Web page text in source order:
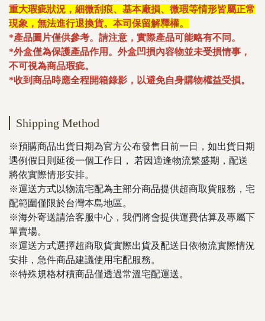
重大瑕疵狀況，細微刮痕、基本廠損、微瑕等情形皆屬正常
現象，無法進行退換貨。本司保留解釋權。
*產品圖片僅供參考。請注意，實際產品可能略有不同。
*外盒僅為保護產品作用。外盒凹損內容物並未受損情事，
不可視為商品瑕疵。
*收到商品時應全程開箱錄影，以避免自身購物權益受損。
Shipping Method
※預購商品出貨日期為官方公布發售日前一日，如出貨日期
遇例假日則延後一個工作日， 若因適逢物流繁盛期，配送
將依實際情形安排。
※運送方式以物流宅配為主部分商品提供超商取貨服務，宅
配範圍僅限於台灣本島地區。
※海外寄送請洽客服中心，我們將會提供運費估算及專屬下
單賣場。
※運送方式選擇超商取貨實際出貨及配送日依物流實際情況
安排，急件商品建議使用宅配服務。
※特殊規格材積商品僅透過常溫宅配運送。